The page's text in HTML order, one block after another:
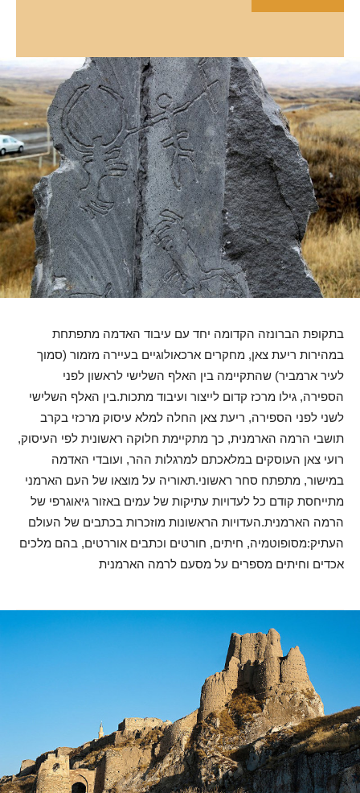
בתקופת הברונזה הקדומה יחד עם עיבוד האדמה מתפתחת
במהירות ריעת צאן, מחקרים ארכאולוגיים בעיירה מזמור (סמוך
לעיר ארמביר) שהתקיימה בין האלף השלישי לראשון לפני
הספירה, גילו מרכז קדום לייצור ועיבוד מתכות.בין האלף השלישי
לשני לפני הספירה, ריעת צאן החלה למלא עיסוק מרכזי בקרב
תושבי הרמה הארמנית, כך מתקיימת חלוקה ראשונית לפי העיסוק,
רועי צאן העוסקים במלאכתם למרגלות ההר, ועובדי האדמה
במישור, מתפתח סחר ראשוני.תאוריה על מוצאו של העם הארמני
מתייחסת קודם כל לעדויות עתיקות של עמים באזור גיאוגרפי של
הרמה הארמנית.העדויות הראשונות מוזכרות בכתבים של העולם
העתיק:מסופוטמיה, חיתים, חורטים וכתבים אוררטים, בהם מלכים
אכדים וחיתים מספרים על מסעם לרמה הארמנית